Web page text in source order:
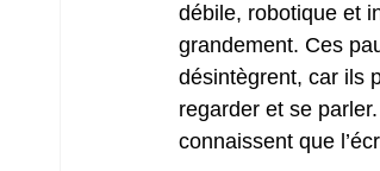
débile, robotique et
grandement. Ces
désintègrent, car ils
regarder et se
connaissent que